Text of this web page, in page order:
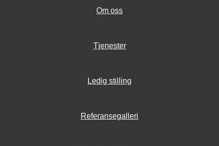
Om oss
Tjenester
Ledig stilling
Referansegalleri